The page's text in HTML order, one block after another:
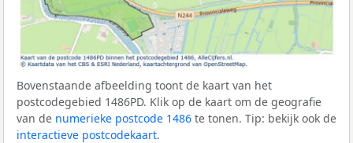
Bovenstaande afbeelding toont de kaart van het
postcodegebied 1486PD. Klik op de kaart om de geografie
van de numerieke postcode 1486 te tonen. Tip: bekijk ook de
interactieve postcodekaart.